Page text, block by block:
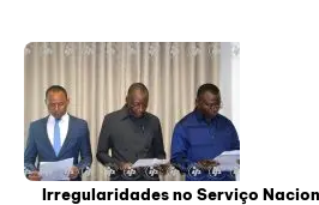
Irregularidades no Serviço